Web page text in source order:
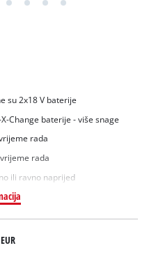
su 2x18 V baterije
Change baterije - više snage
rada
rada
ili ravno naprijed